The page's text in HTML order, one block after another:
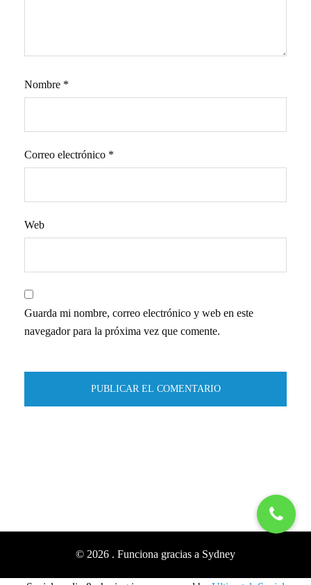
Nombre *
Correo electrónico *
Web
Guarda mi nombre, correo electrónico y web en este
navegador para la próxima vez que comente.
© 2026 . Funciona gracias a Sydney